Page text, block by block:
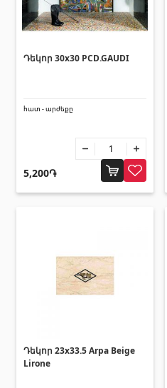
Հովհանոցներ և ճոճեր
Կղմինդր՝ կերամիկական
Ռադիատոր
(4)
Դեկոր 30x30 PCD.GAUDI
հատ - արժեքը
5,200֏
Դեկոր 23x33.5 Arpa Beige
Lirone